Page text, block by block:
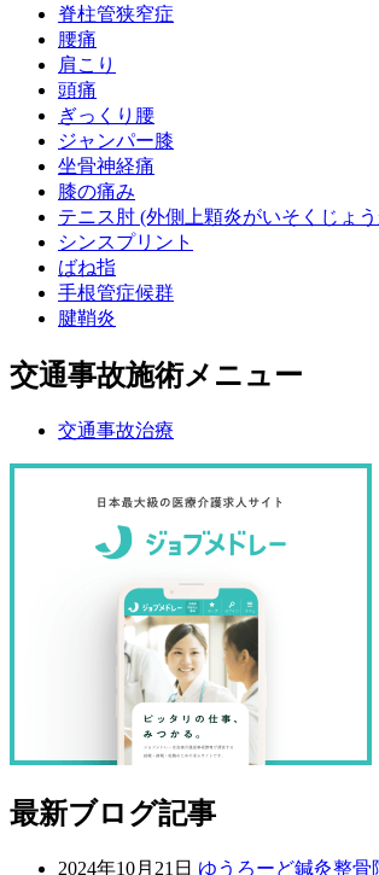
脊柱管狭窄症
腰痛
肩こり
頭痛
ぎっくり腰
ジャンパー膝
坐骨神経痛
膝の痛み
テニス肘 (外側上顆炎がいそくじょ
シンスプリント
ばね指
手根管症候群
腱鞘炎
交通事故施術メニュー
交通事故治療
最新ブログ記事
2024年10月21日 ゆうろーど鍼灸整骨